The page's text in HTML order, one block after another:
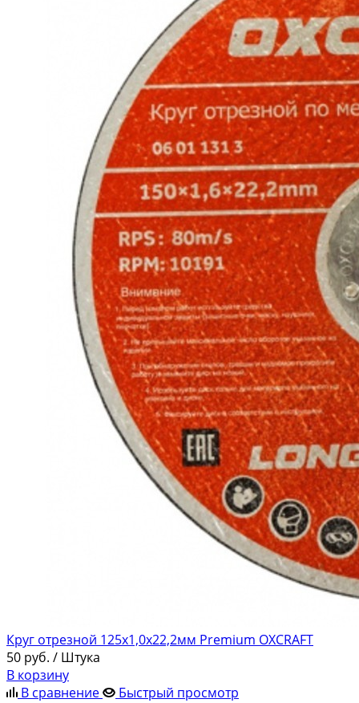
Круг отрезной 125х1,0х22,2мм Premium OXCRAFT
50 руб. / Штука
В корзину
В сравнение
Быстрый просмотр